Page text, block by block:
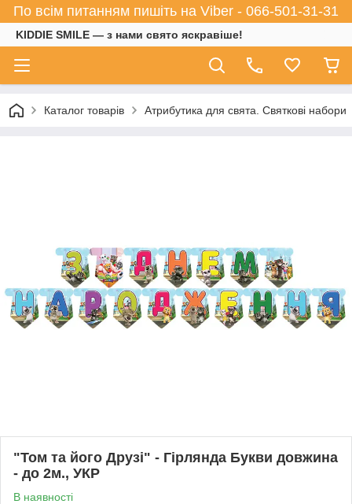
По всім питанням пишіть на Viber - 066-501-31-31
KIDDIE SMILE — з нами свято яскравіше!
Каталог товарів Атрибутика для свята. Святкові набори
"Том та його Друзі" - Гірлянда Букви довжина
- до 2м., УКР
В наявності